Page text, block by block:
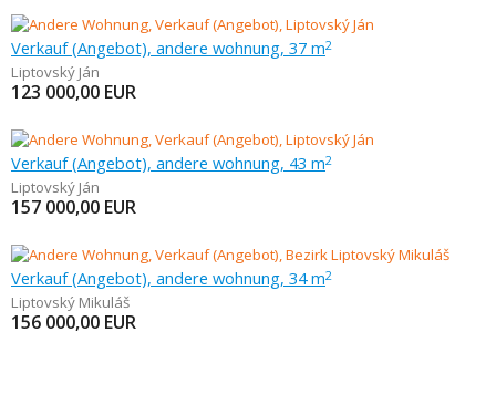
Verkauf (Angebot), andere wohnung, 37 m2
Liptovský Ján
123 000,00 EUR
Verkauf (Angebot), andere wohnung, 43 m2
Liptovský Ján
157 000,00 EUR
Verkauf (Angebot), andere wohnung, 34 m2
Liptovský Mikuláš
156 000,00 EUR